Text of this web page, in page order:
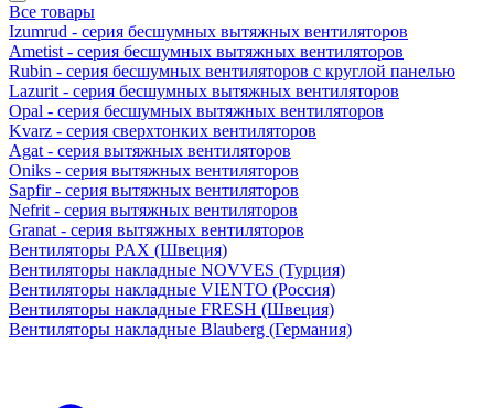
Все товары
Izumrud - серия бесшумных вытяжных вентиляторов
Ametist - серия бесшумных вытяжных вентиляторов
Rubin - серия бесшумных вентиляторов с круглой панелью
Lazurit - серия бесшумных вытяжных вентиляторов
Opal - серия бесшумных вытяжных вентиляторов
Kvarz - серия сверхтонких вентиляторов
Agat - серия вытяжных вентиляторов
Oniks - серия вытяжных вентиляторов
Sapfir - серия вытяжных вентиляторов
Nefrit - серия вытяжных вентиляторов
Granat - серия вытяжных вентиляторов
Вентиляторы PAX (Швеция)
Вентиляторы накладные NOVVES (Турция)
Вентиляторы накладные VIENTO (Россия)
Вентиляторы накладные FRESH (Швеция)
Вентиляторы накладные Blauberg (Германия)